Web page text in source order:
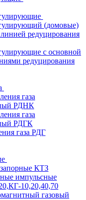
(домовые)
редуцирования
с основной
редуцирования
газа
РДНК
газа
РДГК
газа РДГ
КТЗ
импульсные
10,20,40,70
газовый